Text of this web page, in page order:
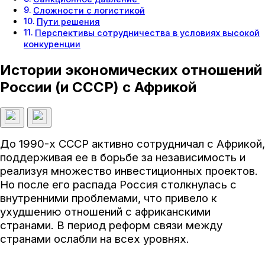
Сложности с логистикой
Пути решения
Перспективы сотрудничества в условиях высокой
конкуренции
Истории экономических отношений
России (и СССР) с Африкой
До 1990-х СССР активно сотрудничал с Африкой,
поддерживая ее в борьбе за независимость и
реализуя множество инвестиционных проектов.
Но после его распада Россия столкнулась с
внутренними проблемами, что привело к
ухудшению отношений с африканскими
странами. В период реформ связи между
странами ослабли на всех уровнях.